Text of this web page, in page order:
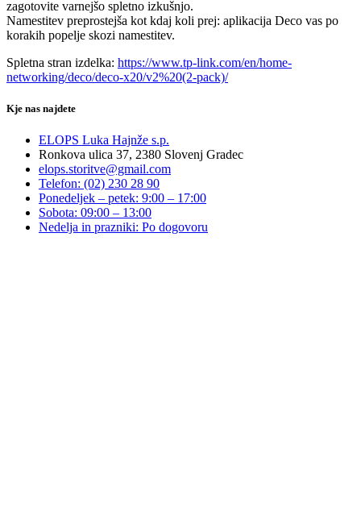
zagotovite varnejšo spletno izkušnjo.
Namestitev preprostejša kot kdaj koli prej: aplikacija Deco vas po
korakih popelje skozi namestitev.
Spletna stran izdelka: https://www.tp-link.com/en/home-
networking/deco/deco-x20/v2%20(2-pack)/
Kje nas najdete
ELOPS Luka Hajnže s.p.
Ronkova ulica 37, 2380 Slovenj Gradec
elops.storitve@gmail.com
Telefon: (02) 230 28 90
Ponedeljek – petek: 9:00 – 17:00
Sobota: 09:00 – 13:00
Nedelja in prazniki: Po dogovoru